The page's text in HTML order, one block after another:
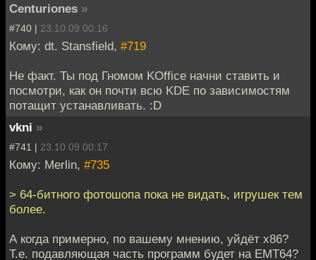
Centuriones »
#740 | 23.10.09 00:16
Кому: dt. Stansfield, #719
Не факт. Ты под Гномом KOffice начни ставить и
посмотри, как он почти всю KDE по зависимостям
потащит устанавливать. :D
vkni »
#741 | 23.10.09 00:17
Кому: Merlin, #735
> 64-битного фотошопа пока не видать, игрушек тем
более.
А когда примерно, по вашему мнению, уйдёт x86?
Т.е. подавляющая часть программ будет на EMT64?